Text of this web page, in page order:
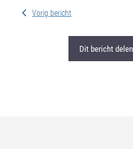
Vorig bericht
Dit bericht delen